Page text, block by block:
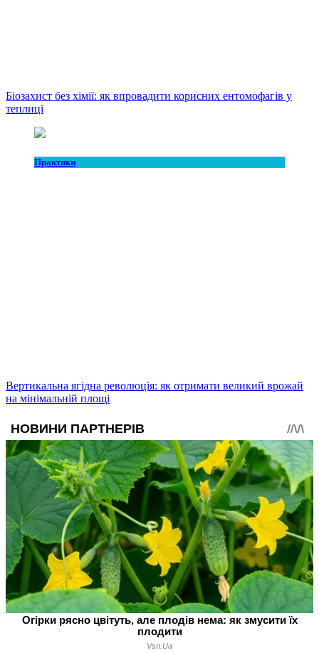
Біозахист без хімії: як впровадити корисних ентомофагів у
теплиці
Практики
Вертикальна ягідна революція: як отримати великий врожай
на мінімальній площі